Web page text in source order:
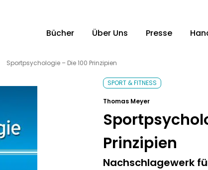
Bücher Über Uns Presse
Sportpsychologie – Die 100 Prinzipien
SPORT & FITNESS
Thomas Meyer
Prinzipien
Nachschlagewerk